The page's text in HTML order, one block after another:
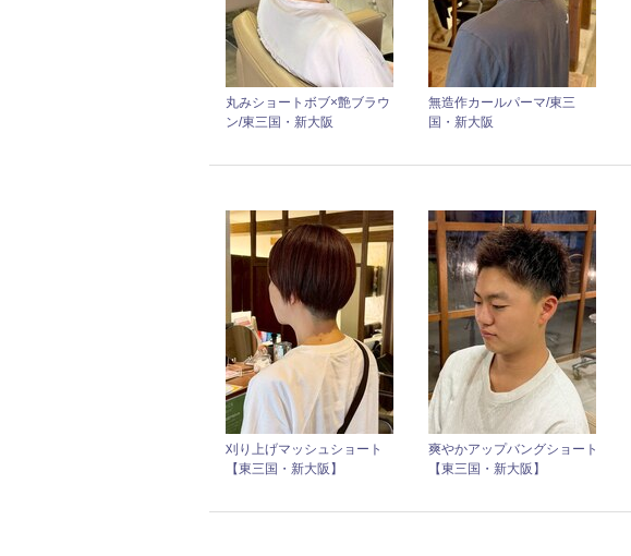
丸みショートボブ×艶ブラウ
ン/東三国・新大阪
無造作カールパーマ/東三
国・新大阪
刈り上げマッシュショート
【東三国・新大阪】
爽やかアップバングショート
【東三国・新大阪】